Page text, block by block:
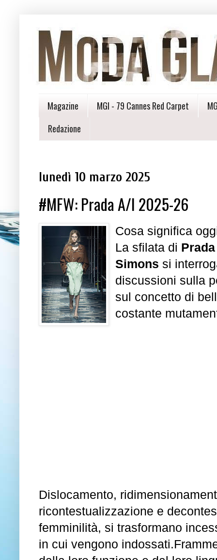
Magazine MGI - 79 Cannes Red Carpet
Redazione
lunedì 10 marzo 2025
#MFW: Prada A/I 2025-26
Cosa significa
La sfilata di Prada
Simons si
discussioni sulla
sul concetto di
costante
Dislocamento,
ricontestualizzazione e
femminilità, si trasformano
in cui vengono